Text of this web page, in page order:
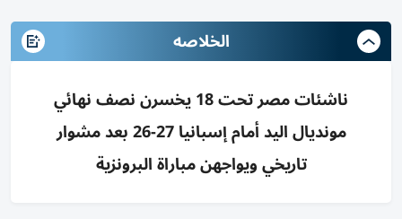
الخلاصه
ناشئات مصر تحت 18 يخسرن نصف نهائي
مونديال اليد أمام إسبانيا 27-26 بعد مشوار
تاريخي ويواجهن مباراة البرونزية